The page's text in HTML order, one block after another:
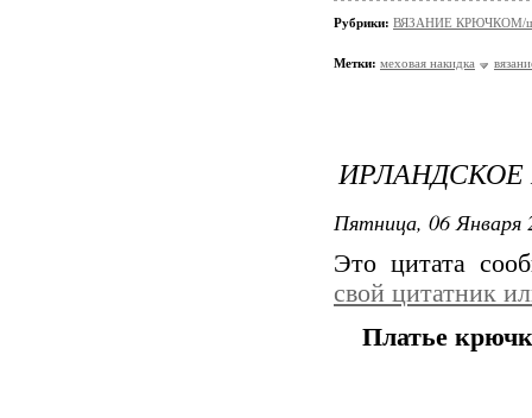
Рубрики: ВЯЗАНИЕ КРЮЧКОМ/
Метки: меховая накидка
Пятница, 06 Января
Это цитата
свой цитатник
Платье